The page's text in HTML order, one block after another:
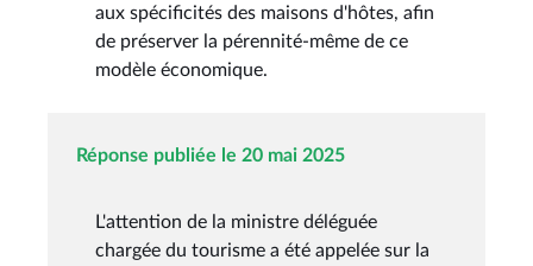
aux spécificités des maisons d'hôtes, afin
de préserver la pérennité-même de ce
modèle économique.
Réponse publiée le 20 mai 2025
L'attention de la ministre déléguée
chargée du tourisme a été appelée sur la